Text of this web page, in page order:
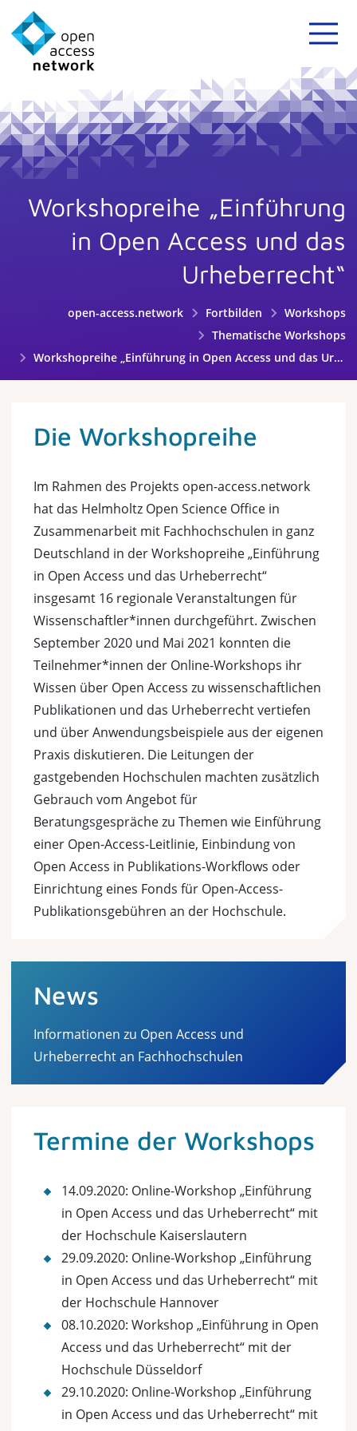
Workshopreihe „Einführung
in Open Access und das
Urheberrecht“
open-access.network Fortbilden
Workshops
Thematische Workshops
Workshopreihe „Einführung in Open Access und das Urheberrecht“
Die Workshopreihe
Im Rahmen des Projekts open-access.network
hat das Helmholtz Open Science Office in
Zusammenarbeit mit Fachhochschulen in ganz
Deutschland in der Workshopreihe „Einführung
in Open Access und das Urheberrecht“
insgesamt 16 regionale Veranstaltungen für
Wissenschaftler*innen durchgeführt. Zwischen
September 2020 und Mai 2021 konnten die
Teilnehmer*innen der Online-Workshops ihr
Wissen über Open Access zu wissenschaftlichen
Publikationen und das Urheberrecht vertiefen
und über Anwendungsbeispiele aus der eigenen
Praxis diskutieren. Die Leitungen der
gastgebenden Hochschulen machten zusätzlich
Gebrauch vom Angebot für
Beratungsgespräche zu Themen wie Einführung
einer Open-Access-Leitlinie, Einbindung von
Open Access in Publikations-Workflows oder
Einrichtung eines Fonds für Open-Access-
Publikationsgebühren an der Hochschule.
News
Informationen zu Open Access und
Urheberrecht an Fachhochschulen
Termine der Workshops
14.09.2020: Online-Workshop „Einführung
in Open Access und das Urheberrecht“ mit
der Hochschule Kaiserslautern
29.09.2020: Online-Workshop „Einführung
in Open Access und das Urheberrecht“ mit
der Hochschule Hannover
08.10.2020: Workshop „Einführung in Open
Access und das Urheberrecht“ mit der
Hochschule Düsseldorf
29.10.2020: Online-Workshop „Einführung
in Open Access und das Urheberrecht“ mit